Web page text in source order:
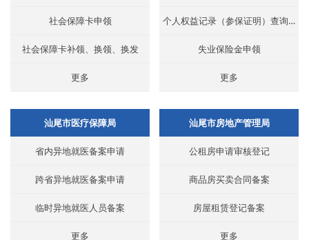
社会保障卡申领
社会保障卡补领、换领、换发
更多
个人权益记录（参保证明）查询打印
失业保险金申领
更多
汕尾市医疗保障局
省内异地就医备案申请
跨省异地就医备案申请
临时异地就医人员备案
更多
汕尾市房地产管理局
公租房申请审核登记
商品房买卖合同备案
房屋租赁登记备案
更多